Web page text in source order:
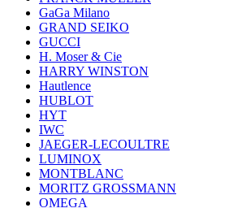
GaGa Milano
GRAND SEIKO
GUCCI
H. Moser & Cie
HARRY WINSTON
Hautlence
HUBLOT
HYT
IWC
JAEGER-LECOULTRE
LUMINOX
MONTBLANC
MORITZ GROSSMANN
OMEGA